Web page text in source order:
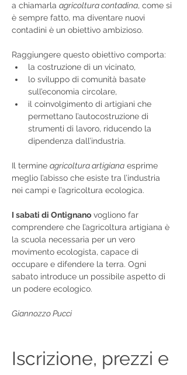
a chiamarla agricoltura contadina, come si
è sempre fatto, ma diventare nuovi
contadini è un obiettivo ambizioso.
Raggiungere questo obiettivo comporta:
la costruzione di un vicinato,
lo sviluppo di comunità basate
sull’economia circolare,
il coinvolgimento di artigiani che
permettano l’autocostruzione di
strumenti di lavoro, riducendo la
dipendenza dall’industria.
Il termine agricoltura artigiana esprime
meglio l’abisso che esiste tra l’industria
nei campi e l’agricoltura ecologica.
I sabati di Ontignano vogliono far
comprendere che l’agricoltura artigiana è
la scuola necessaria per un vero
movimento ecologista, capace di
occupare e difendere la terra. Ogni
sabato introduce un possibile aspetto di
un podere ecologico.
Giannozzo Pucci
Iscrizione, prezzi e